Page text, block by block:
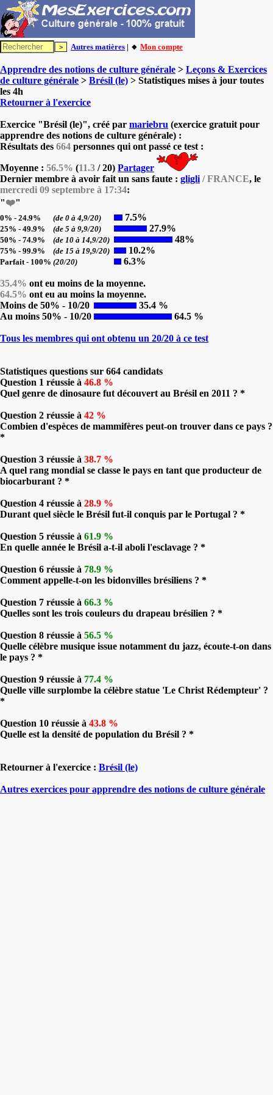
Autres matières | 🔸 Mon compte
Apprendre des notions de culture générale > Leçons & Exercices
de culture générale > Brésil (le) > Statistiques mises à jour toutes
les 4h
Retourner à l'exercice
Exercice "Brésil (le)", créé par mariebru (exercice gratuit pour
apprendre des notions de culture générale) :
Résultats des 664 personnes qui ont passé ce test :
Moyenne : 56.5% (11.3 / 20) Partager
Dernier membre à avoir fait un sans faute : gligli / FRANCE, le
mercredi 09 septembre à 17:34:
"❤️"
0% - 24.9% (de 0 à 4,9/20) 7.5%
25% - 49.9% (de 5 à 9,9/20) 27.9%
50% - 74.9% (de 10 à 14,9/20) 48%
75% - 99.9% (de 15 à 19,9/20) 10.2%
Parfait - 100% (20/20) 6.3%
35.4% ont eu moins de la moyenne.
64.5% ont eu au moins la moyenne.
Moins de 50% - 10/20
35.4 %
Au moins 50% - 10/20
64.5 %
Tous les membres qui ont obtenu un 20/20 à ce test
Statistiques questions sur 664 candidats
Question 1 réussie à 46.8 %
Quel genre de dinosaure fut découvert au Brésil en 2011 ? *
Question 2 réussie à 42 %
Combien d'espèces de mammifères peut-on trouver dans ce pays ?
*
Question 3 réussie à 38.7 %
A quel rang mondial se classe le pays en tant que producteur de
biocarburant ? *
Question 4 réussie à 28.9 %
Durant quel siècle le Brésil fut-il conquis par le Portugal ? *
Question 5 réussie à 61.9 %
En quelle année le Brésil a-t-il aboli l'esclavage ? *
Question 6 réussie à 78.9 %
Comment appelle-t-on les bidonvilles brésiliens ? *
Question 7 réussie à 66.3 %
Quelles sont les trois couleurs du drapeau brésilien ? *
Question 8 réussie à 56.5 %
Quelle célèbre musique issue notamment du jazz, écoute-t-on dans
le pays ? *
Question 9 réussie à 77.4 %
Quelle ville surplombe la célèbre statue 'Le Christ Rédempteur' ?
*
Question 10 réussie à 43.8 %
Quelle est la densité de population du Brésil ? *
Retourner à l'exercice : Brésil (le)
Autres exercices pour apprendre des notions de culture générale